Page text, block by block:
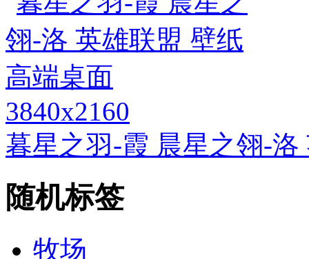
3840x2160
暮星之羽-霞 晨星之翎-
随机标签
牧场